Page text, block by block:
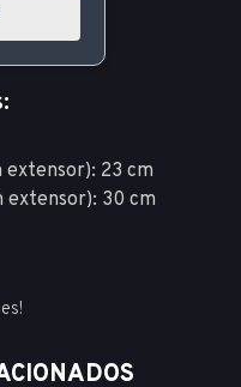
23 cm
30 cm